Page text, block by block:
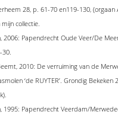
28, p. 61-70 en119-130, (orgaan
collectie.
2006: Papendrecht Oude Veer/De
30.
2010: De verruiming van de
‘de RUYTER’. Grondig Bekeken
1995: Papendrecht Veerdam/